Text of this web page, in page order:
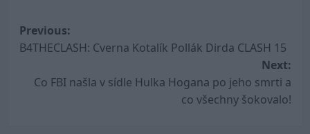
Post
navigation
Previous:
B4THECLASH: Cverna Kotalík Pollák Dirda CLASH 15
Next:
Co FBI našla v sídle Hulka Hogana po jeho smrti a
co všechny šokovalo!